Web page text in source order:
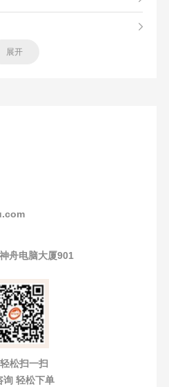
展开
舟电脑大厦901
松扫一扫
询 轻松下单